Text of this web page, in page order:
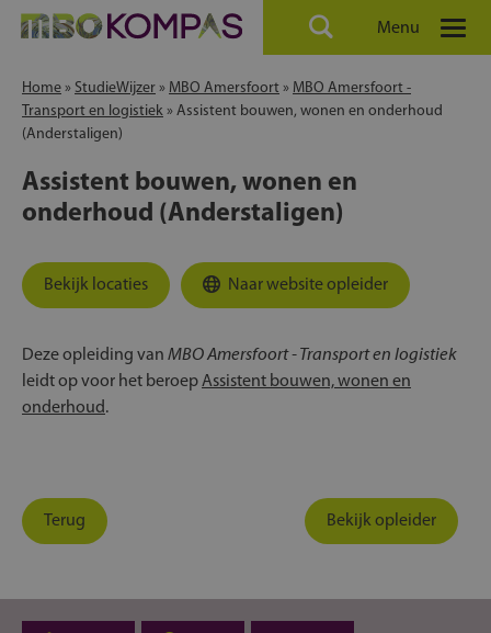
Menu
Home » StudieWijzer » MBO Amersfoort » MBO Amersfoort -
Transport en logistiek » Assistent bouwen, wonen en onderhoud
(Anderstaligen)
Assistent bouwen, wonen en
onderhoud (Anderstaligen)
Bekijk locaties Naar website opleider
Deze opleiding van MBO Amersfoort - Transport en logistiek
leidt op voor het beroepAssistent bouwen, wonen en
onderhoud.
Terug Bekijk opleider